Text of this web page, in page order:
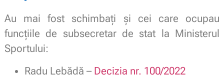
Au mai fost schimbați și cei care ocupau
funcțiile de subsecretar de stat la Ministerul
Sportului:
Radu Lebădă – Decizia nr. 100/2022